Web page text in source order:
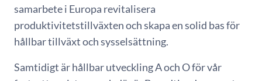
samarbete i Europa revitalisera
produktivitetstillväxten och skapa en solid bas för
hållbar tillväxt och sysselsättning.
Samtidigt är hållbar utveckling A och O för vår